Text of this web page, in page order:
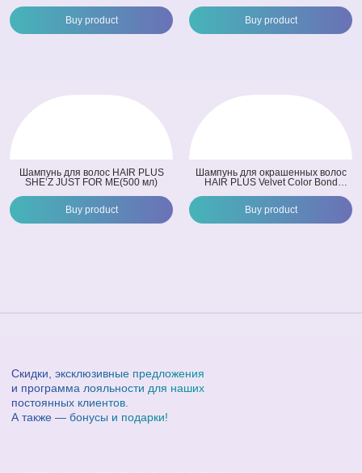
Buy product Buy product
Шампунь для волос HAIR PLUS
SHE’Z JUST FOR ME(500 мл)
Buy product
Шампунь для окрашенных волос
HAIR PLUS Velvet Color Bond
Buy product
Скидки, эксклюзивные предложения
и программа лояльности для наших
постоянных клиентов.
А также — бонусы и подарки!